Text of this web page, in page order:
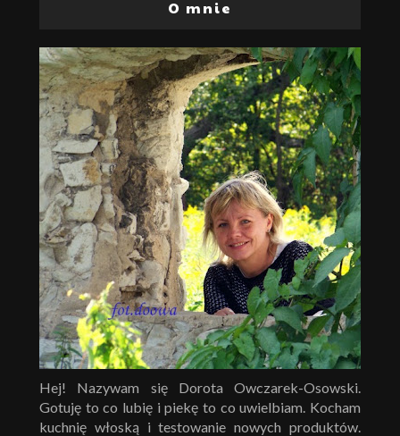
O mnie
Hej! Nazywam się Dorota Owczarek-Osowski.
Gotuję to co lubię i piekę to co uwielbiam. Kocham
kuchnię włoską i testowanie nowych produktów.